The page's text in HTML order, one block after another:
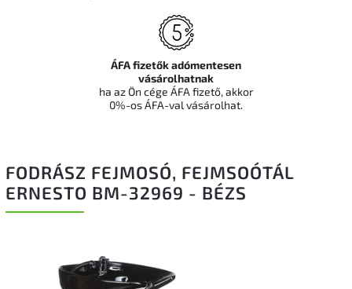
FODRÁSZ FEJMOSÓ, FEJMSOÓTÁL
ERNESTO BM-32969 - BÉZS
ÁFA fizetők adómentesen
vásárolhatnak
ha az Ön cége ÁFA fizető, akkor
0%-os ÁFA-val vásárolhat.